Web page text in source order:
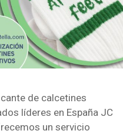
de calcetines
líderes en España JC
un servicio